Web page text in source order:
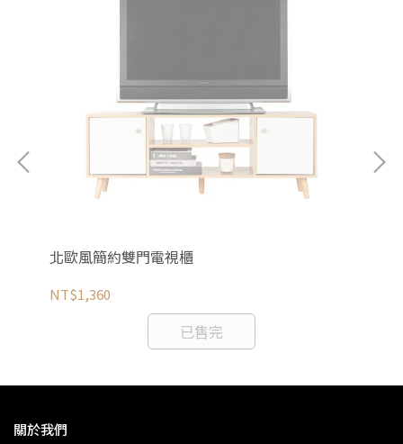
北歐風簡約雙門電視櫃
NT$1,360
已售完
關於我們